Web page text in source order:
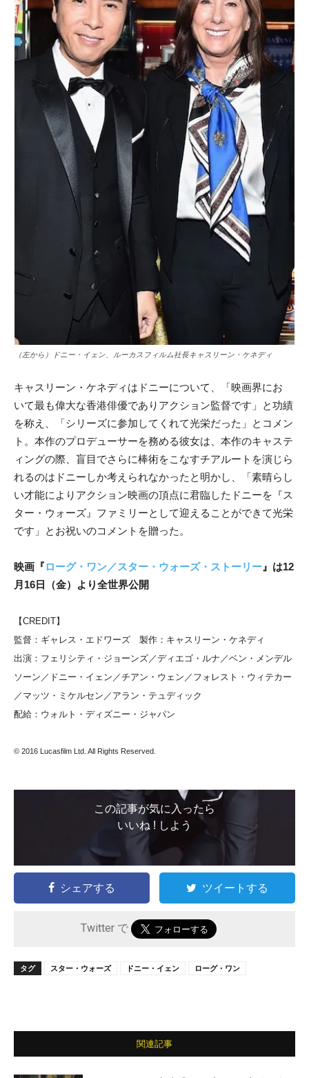
（左から）ドニー・イェン、ルーカスフィルム社長キャスリーン・ケネディ
キャスリーン・ケネディはドニーについて、「映画界にお
いて最も偉大な香港俳優でありアクション監督です」と功績
を称え、「シリーズに参加してくれて光栄だった」とコメン
ト。本作のプロデューサーを務める彼女は、本作のキャステ
ィングの際、盲目でさらに棒術をこなすチアルートを演じら
れるのはドニーしか考えられなかったと明かし、「素晴らし
い才能によりアクション映画の頂点に君臨したドニーを『ス
ター・ウォーズ』ファミリーとして迎えることができて光栄
です」とお祝いのコメントを贈った。
映画『ローグ・ワン／スター・ウォーズ・ストーリー 』は12
月16日（金）より全世界公開
【CREDIT】
監督：ギャレス・エドワーズ 製作：キャスリーン・ケネディ
出演：フェリシティ・ジョーンズ／ディエゴ・ルナ／ベン・メンデル
ソーン／ドニー・イェン／チアン・ウェン／フォレスト・ウィテカー
／マッツ・ミケルセン／アラン・テュディック
配給：ウォルト・ディズニー・ジャパン
© 2016 Lucasfilm Ltd. All Rights Reserved.
この記事が気に入ったら
いいね ! しよう
シェアする ツイートする
Twitter で
タグ スター・ウォーズ ドニー・イェン ローグ・ワン
関連記事